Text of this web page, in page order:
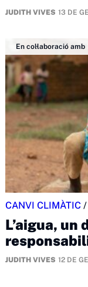
JUDITH VIVES 13 DE
En col·laboració amb
CANVI CLIMÀTIC /
L’aigua,
JUDITH VIVES 12 DE